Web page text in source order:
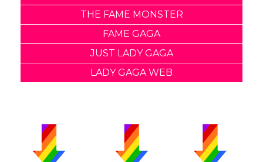
THE FAME MONSTER
FAME GAGA
JUST LADY GAGA
LADY GAGA WEB